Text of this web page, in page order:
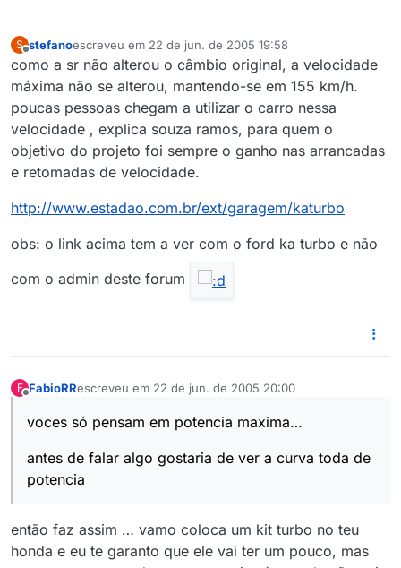
S stefanoescreveu em 22 de jun. de 2005 19:58
última edição por
como a sr não alterou o câmbio original, a velocidade
máxima não se alterou, mantendo-se em 155 km/h.
poucas pessoas chegam a utilizar o carro nessa
velocidade , explica souza ramos, para quem o
objetivo do projeto foi sempre o ganho nas arrancadas
e retomadas de velocidade.
http://www.estadao.com.br/ext/garagem/katurbo
obs: o link acima tem a ver com o ford ka turbo e não
com o admin deste forum
F FabioRRescreveu em 22 de jun. de 2005 20:00
última edição por
voces só pensam em potencia maxima…
antes de falar algo gostaria de ver a curva toda de
potencia
então faz assim … vamo coloca um kit turbo no teu
honda e eu te garanto que ele vai ter um pouco, mas